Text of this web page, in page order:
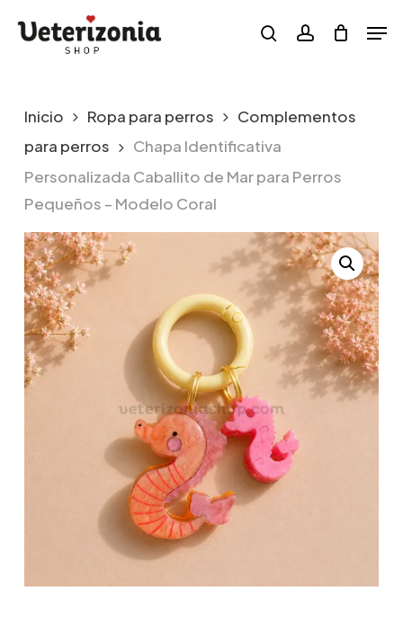
searchaccount
Inicio Ropa para perros
Complementos
para perros
Chapa Identificativa
Personalizada Caballito de Mar para Perros
Pequeños – Modelo Coral